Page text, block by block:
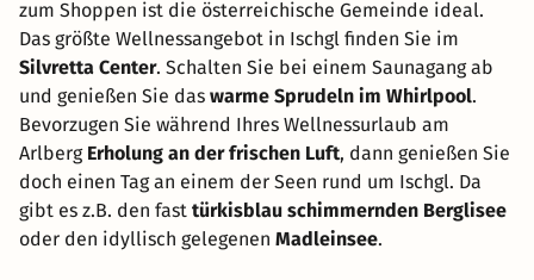
zum Shoppen ist die österreichische Gemeinde ideal.
Das größte Wellnessangebot in Ischgl finden Sie im
Silvretta Center. Schalten Sie bei einem Saunagang ab
und genießen Sie das warme Sprudeln im Whirlpool.
Bevorzugen Sie während Ihres Wellnessurlaub am
Arlberg Erholung an der frischen Luft, dann genießen Sie
doch einen Tag an einem der Seen rund um Ischgl. Da
gibt es z.B. den fast türkisblau schimmernden Berglisee
oder den idyllisch gelegenen Madleinsee.